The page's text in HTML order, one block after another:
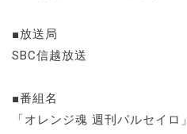
■放送局
SBC信越放送
■番組名
「オレンジ魂 週刊パルセイロ」